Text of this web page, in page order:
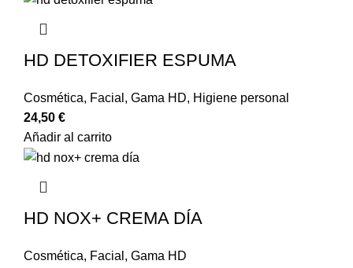
HD DETOXIFIER ESPUMA
Cosmética, Facial , Gama HD, Higiene personal
24,50 €
Añadir al carrito
HD NOX+ CREMA DÍA
Cosmética, Facial , Gama HD